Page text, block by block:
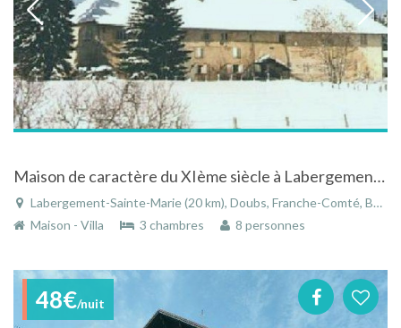
Maison de caractère du XIème siècle à Labergement Ste Marie en Franche-Comté.
Labergement-Sainte-Marie (20 km), Doubs, Franche-Comté, Bourgogne-Franche-Comté, France
Maison - Villa
3 chambres 8 personnes
48€/nuit